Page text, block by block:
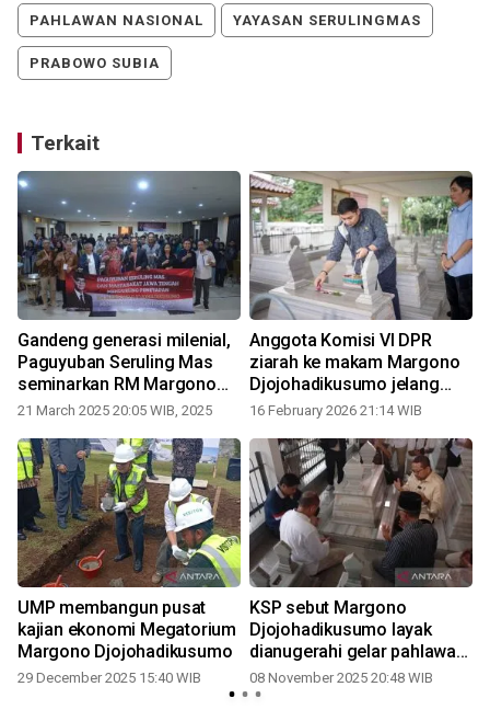
PAHLAWAN NASIONAL YAYASAN SERULINGMAS
PRABOWO SUBIA
Terkait
Gandeng generasi milenial,
Paguyuban Seruling Mas
seminarkan RM Margono
Djojohadikusumo
21 March 2025 20:05 WIB, 2025
Anggota Komisi VI DPR
ziarah ke makam Margono
Djojohadikusumo jelang
Ramadhan
16 February 2026 21:14 WIB
UMP membangun pusat
kajian ekonomi Megatorium
Margono Djojohadikusumo
29 December 2025 15:40 WIB
KSP sebut Margono
Djojohadikusumo layak
dianugerahi gelar pahlawan
nasional
08 November 2025 20:48 WIB